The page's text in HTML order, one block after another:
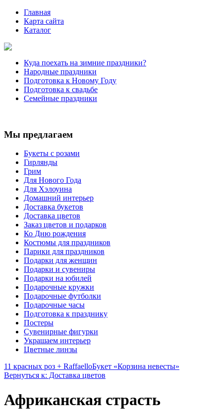
Главная
Карта сайта
Каталог
Куда поехать на зимние праздники?
Народные праздники
Подготовка к Новому Году
Подготовка к свадьбе
Семейные праздники
Мы предлагаем
Букеты с розами
Гирлянды
Грим
Для Нового Года
Для Хэлоуина
Домашний интерьер
Доставка букетов
Доставка цветов
Заказ цветов и подарков
Ко Дню рождения
Костюмы для праздников
Парики для праздников
Подарки для женщин
Подарки и сувениры
Подарки на юбилей
Подарочные кружки
Подарочные футболки
Подарочные часы
Подготовка к празднику
Постеры
Сувенирные фигурки
Украшаем интерьер
Цветные линзы
11 красных роз + RaffaelloБукет «Корзина невесты»
Вернуться к: Доставка цветов
Африканская страсть